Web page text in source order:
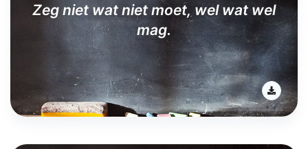
Zeg niet wat niet moet, wel wat wel
mag.